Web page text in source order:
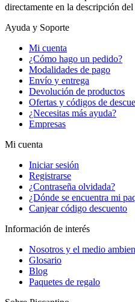
directamente en la descripción
Ayuda y Soporte
Mi cuenta
¿Cómo hago un pedido?
Modalidades de pago
Envío y entrega
Devolución de productos
Ofertas y códigos de
¿Necesitas más ayuda?
Empresas
Mi cuenta
Iniciar sesión
Registrarse
¿Contraseña olvidada?
¿Dónde se encuentra mi
Canjear código descuento
Información de interés
Nosotros y el medio
Glosario
Blog
Paquetes de regalo